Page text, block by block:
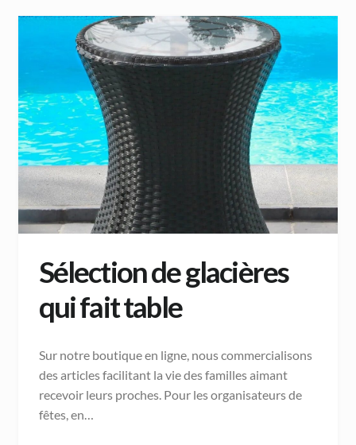
Sélection de glacières
qui fait table
Sur notre boutique en ligne, nous commercialisons
des articles facilitant la vie des familles aimant
recevoir leurs proches. Pour les organisateurs de
fêtes, en…